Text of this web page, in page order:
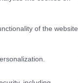
of the website
ποτέ δεν
που
μπορεί να